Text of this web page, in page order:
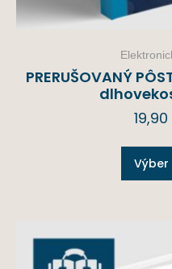
PRERUŠOVANÝ
19,90